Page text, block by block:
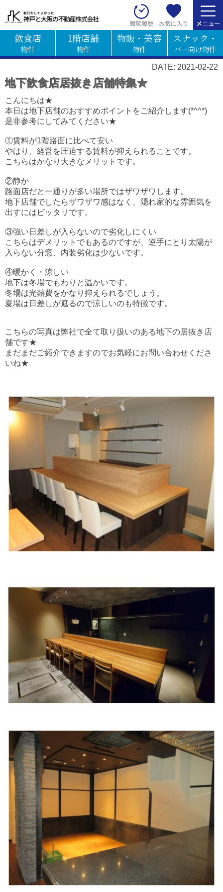
閲覧履歴 お気に入り
飲食店
物件
1階店舗
物件
物販・美容
物件
スナック・
バー向け物件
DATE: 2021-02-22
地下飲食店居抜き店舗特集★
こんにちは★
本日は地下店舗のおすすめポイントをご紹介します(*^^*)
是非参考にしてみてください★
①賃料が1階路面に比べて安い
やはり、経営を圧迫する賃料が抑えられることです。
こちらはかなり大きなメリットです。
②静か
路面店だと一通りが多い場所ではザワザワします。
地下店舗でしたらザワザワ感はなく、隠れ家的な雰囲気を
出すにはピッタリです。
③強い日差しが入らないので劣化しにくい
こちらはデメリットでもあるのですが、逆手にとり太陽が
入らない分窓、内装劣化は少ないです。
④暖かく・涼しい
地下は冬場でもわりと温かいです。
冬場は光熱費をかなり抑えられるでしょう。
夏場は日差しが遮るので涼しいのも特徴です。
こちらの写真は弊社で全て取り扱いのある地下の居抜き店
舗です★
まだまだご紹介できますのでお気軽にお問い合わせくださ
いね★